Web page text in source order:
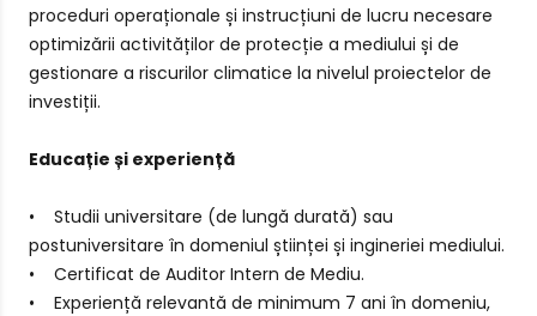
proceduri operaționale și instrucțiuni de lucru necesare
optimizării activităților de protecție a mediului și de
gestionare a riscurilor climatice la nivelul proiectelor de
investiții.
Educație și experiență
• Studii universitare (de lungă durată) sau
postuniversitare în domeniul științei și ingineriei mediului.
• Certificat de Auditor Intern de Mediu.
• Experiență relevantă de minimum 7 ani în domeniu,